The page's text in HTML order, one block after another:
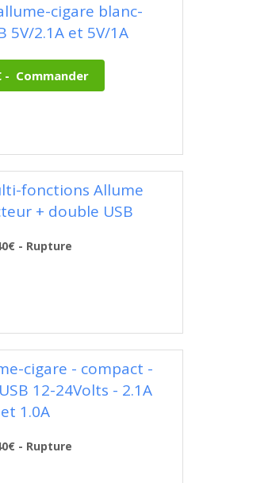
cigare blanc-
5V/2.1A et 5V/1A
fonctions Allume
+ double USB
- Rupture
cigare - compact -
12-24Volts - 2.1A
et 1.0A
- Rupture